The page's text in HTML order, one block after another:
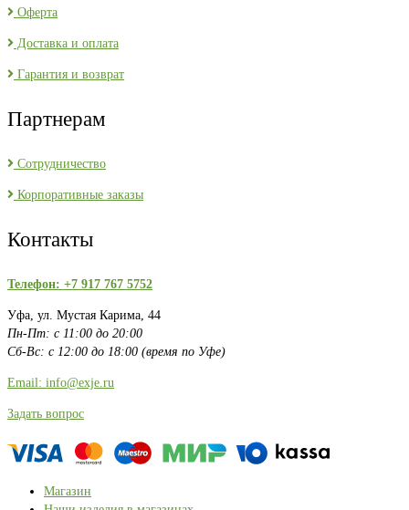
Оферта
Доставка и оплата
Гарантия и возврат
Партнерам
Сотрудничество
Корпоративные заказы
Контакты
Телефон: +7 917 767 5752
Уфа, ул. Мустая Карима, 44
Пн-Пт: с 11:00 до 20:00
Сб-Вс: с 12:00 до 18:00 (время по Уфе)
Email: info@exje.ru
Задать вопрос
Магазин